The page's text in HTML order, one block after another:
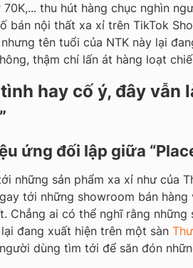
thu hút hàng chục nghìn
bán nội thất xa xỉ trên TikTok
tên tuổi của NTK này lại
thậm chí lấn át hàng loạt
tình hay cố ý, đây vẫn
ứng đối lập giữa
những sản phẩm xa xỉ như của
tới những showroom bán
Chẳng ai có thể nghĩ rằng
đang xuất hiện trên một sàn
dùng tìm tới để săn đón